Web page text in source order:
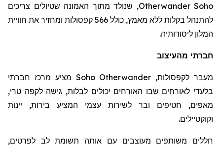
Otherwander Soho, שנולד מתוך האמונה שטיולים צריכים
להתנהל בקלות ללא מאמץ, כולל 566 קפסולות ומחזיר את חוויית
המלון ליסודותיה.
חברתי מהעיצוב
מעבר לקפסולות, Otherwander
Soho מציע מרכז חברתי
בלעדי לאורחים שבו האורחים יכולים לבלות, גישה לקפה טרי,
מאפים, חטיפים ובר לשירות עצמי המציע בירות, יינות
וקוקטיילים.
חללים משותפים מעוצבים עם אותה תשומת לב לפרטים,